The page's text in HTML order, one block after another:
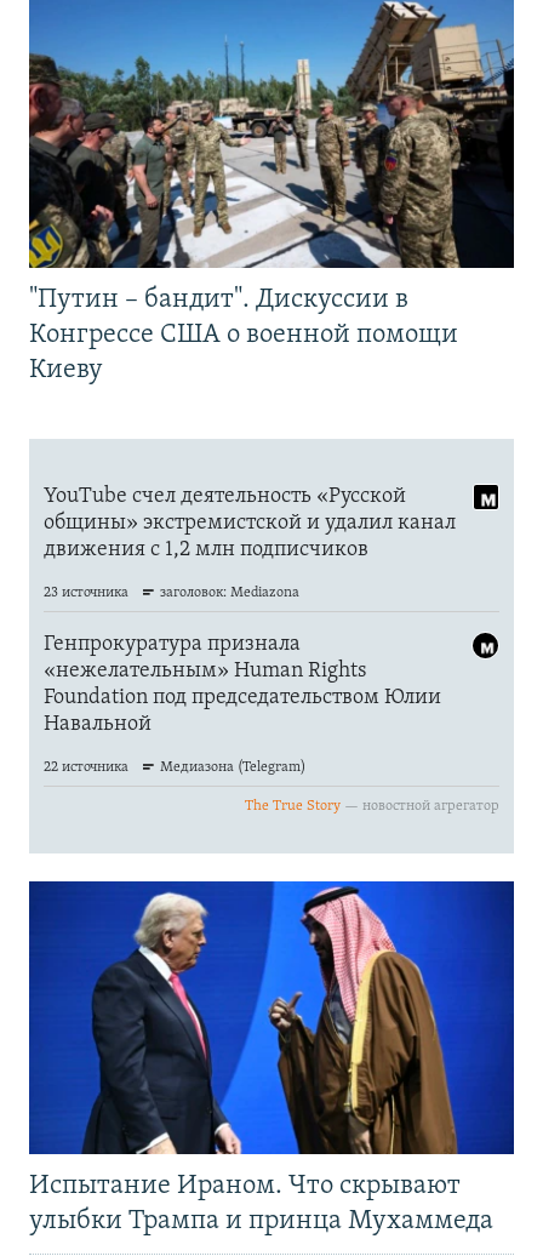
"Путин – бандит". Дискуссии в
Конгрессе США о военной помощи
Киеву
Испытание Ираном. Что скрывают
улыбки Трампа и принца Мухаммеда